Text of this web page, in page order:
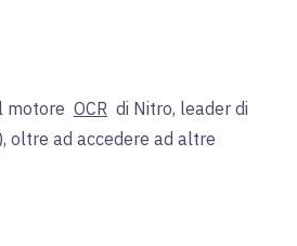
motore OCR di Nitro, leader di
oltre ad accedere ad altre